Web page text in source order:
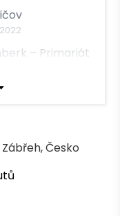
2022
– Primariát
2022
Česko